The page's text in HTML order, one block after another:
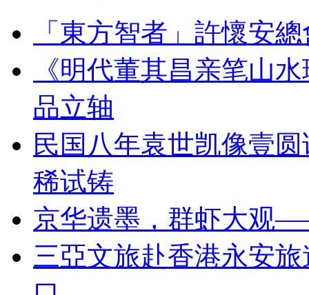
「東方智者」許懷安
《明代董其昌亲笔山
品立轴
民国八年袁世凯像壹
稀试铸
京华遗墨，群虾大观
三亞文旅赴香港永安